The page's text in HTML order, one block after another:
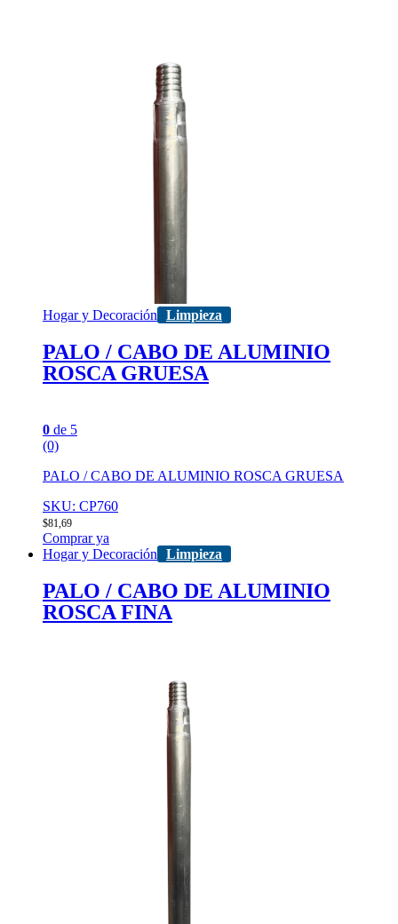
Hogar y Decoración Limpieza
PALO / CABO DE ALUMINIO
ROSCA GRUESA
0 de 5
(0)
PALO / CABO DE ALUMINIO ROSCA GRUESA
SKU: CP760
$81,69
Comprar ya
Hogar y Decoración Limpieza
PALO / CABO DE ALUMINIO
ROSCA FINA